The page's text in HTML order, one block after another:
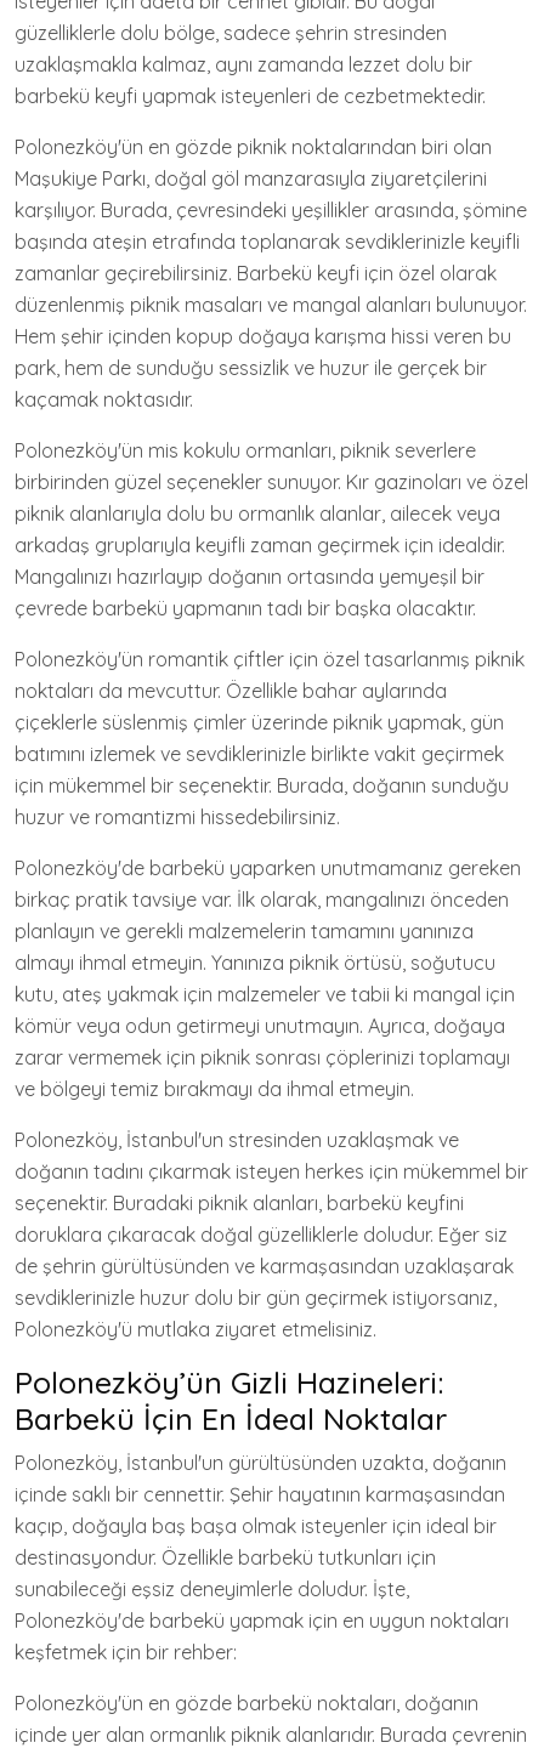
güzelliklerle dolu bölge, sadece şehrin stresinden
uzaklaşmakla kalmaz, aynı zamanda lezzet dolu bir
barbekü keyfi yapmak isteyenleri de cezbetmektedir.
Polonezköy'ün en gözde piknik noktalarından biri olan
Maşukiye Parkı, doğal göl manzarasıyla ziyaretçilerini
karşılıyor. Burada, çevresindeki yeşillikler arasında, şömine
başında ateşin etrafında toplanarak sevdiklerinizle keyifli
zamanlar geçirebilirsiniz. Barbekü keyfi için özel olarak
düzenlenmiş piknik masaları ve mangal alanları bulunuyor.
Hem şehir içinden kopup doğaya karışma hissi veren bu
park, hem de sunduğu sessizlik ve huzur ile gerçek bir
kaçamak noktasıdır.
Polonezköy'ün mis kokulu ormanları, piknik severlere
birbirinden güzel seçenekler sunuyor. Kır gazinoları ve özel
piknik alanlarıyla dolu bu ormanlık alanlar, ailecek veya
arkadaş gruplarıyla keyifli zaman geçirmek için idealdir.
Mangalınızı hazırlayıp doğanın ortasında yemyeşil bir
çevrede barbekü yapmanın tadı bir başka olacaktır.
Polonezköy'ün romantik çiftler için özel tasarlanmış piknik
noktaları da mevcuttur. Özellikle bahar aylarında
çiçeklerle süslenmiş çimler üzerinde piknik yapmak, gün
batımını izlemek ve sevdiklerinizle birlikte vakit geçirmek
için mükemmel bir seçenektir. Burada, doğanın sunduğu
huzur ve romantizmi hissedebilirsiniz.
Polonezköy'de barbekü yaparken unutmamanız gereken
birkaç pratik tavsiye var. İlk olarak, mangalınızı önceden
planlayın ve gerekli malzemelerin tamamını yanınıza
almayı ihmal etmeyin. Yanınıza piknik örtüsü, soğutucu
kutu, ateş yakmak için malzemeler ve tabii ki mangal için
kömür veya odun getirmeyi unutmayın. Ayrıca, doğaya
zarar vermemek için piknik sonrası çöplerinizi toplamayı
ve bölgeyi temiz bırakmayı da ihmal etmeyin.
Polonezköy, İstanbul'un stresinden uzaklaşmak ve
doğanın tadını çıkarmak isteyen herkes için mükemmel bir
seçenektir. Buradaki piknik alanları, barbekü keyfini
doruklara çıkaracak doğal güzelliklerle doludur. Eğer siz
de şehrin gürültüsünden ve karmaşasından uzaklaşarak
sevdiklerinizle huzur dolu bir gün geçirmek istiyorsanız,
Polonezköy'ü mutlaka ziyaret etmelisiniz.
Polonezköy’ün Gizli Hazineleri:
Barbekü İçin En İdeal Noktalar
Polonezköy, İstanbul'un gürültüsünden uzakta, doğanın
içinde saklı bir cennettir. Şehir hayatının karmaşasından
kaçıp, doğayla baş başa olmak isteyenler için ideal bir
destinasyondur. Özellikle barbekü tutkunları için
sunabileceği eşsiz deneyimlerle doludur. İşte,
Polonezköy'de barbekü yapmak için en uygun noktaları
keşfetmek için bir rehber:
Polonezköy'ün en gözde barbekü noktaları, doğanın
içinde yer alan ormanlık piknik alanlarıdır. Burada çevrenin